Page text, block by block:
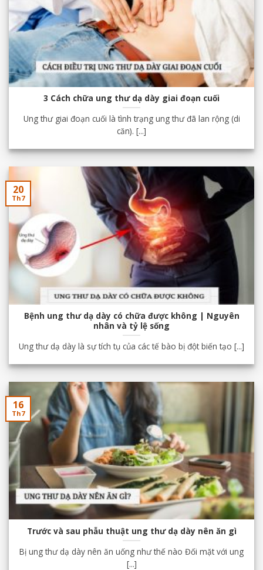
3 Cách chữa ung thư dạ dày giai đoạn cuối
Ung thư giai đoạn cuối là tình trạng ung thư đã lan rộng (di
căn). [...]
Bệnh ung thư dạ dày có chữa được không | Nguyên
nhân và tỷ lệ sống
Ung thư dạ dày là sự tích tụ của các tế bào bị đột biến tạo [...]
20
Th7
Trước và sau phẫu thuật ung thư dạ dày nên ăn gì
Bị ung thư dạ dày nên ăn uống như thế nào Đối mặt với ung
[...]
16
Th7